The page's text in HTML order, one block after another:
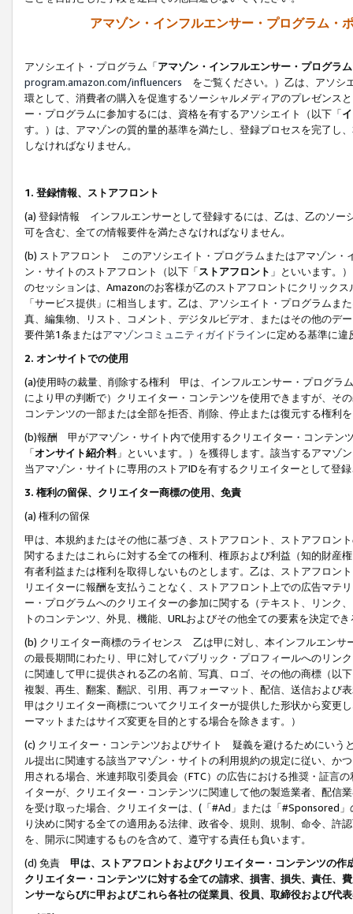
アマゾン・インフルエンサー・プログラム・
アソシエイト・プログラム「アマゾン・インフルエンサー・プログラム
program.amazon.com/influencers をご覧ください。）乙は、アソシ
環として、消費者の購入を促進するソーシャルメディアのプレゼンス
ー・プログラムに参加するには、資格を有するアソシエイト（以下「
す。）は、アマゾンの質的量的基準を満たし、登録プロセスを完了し、
しなければなりません。
1. 登録情報、ストアフロント
(a) 登録情報 インフルエンサーとして登録するには、乙は、乙のソー
可を含む、全ての情報要件を満たさなければなりません。
(b) ストアフロント このアソシエイト・プログラムまたはアマゾン・
ン・サイトのストアフロント（以下「ストアフロント 」といいます。
のセッションは、Amazonのお客様が乙のストアフロントにクリック
「サービス提供」に相当します。乙は、アソシエイト・プログラム
真、編集物、リスト、コメント、デジタルビデオ、またはその他のデ
要件第1条またはアマゾンコミュニティガイドラインに定める基準に違
2. オンサイトでの使用
(a)使用時の裁量、削除する権利 甲は、インフルエンサー・プログラ
により甲の判断で）クリエイター・コンテンツを使用できますが、そ
コンテンツの一部または全部を拒否、削除、停止または復元する権利
(b)報酬 甲がアマゾン・サイト内で使用するクリエイター・コンテン
「オンサイト紹介料」といいます。）を獲得します。該当するアマゾ
当アマゾン・サイトに専用のストアIDを有するクリエイターとして登
3. 権利の留保、クリエイター商標の使用、免責
(a) 権利の留保
甲は、本規約またはその他に基づき、ストアフロント、ストアフロン
関するまたはこれらに対する全ての権利、権原および利益（知的財産
有者利益または権利を取得しないものとします。乙は、ストアフロン
リエイターに報酬を支払うことなく、ストアフロント上での広告マテ
ー・プログラムへのクリエイターの参加に関する（テキスト、リンク
トのコンテンツ、外見、機能、URLおよびその他全ての要素を決定で
(b) クリエイター商標のライセンス 乙は甲に対し、本インフルエンサ
の最長期間にわたり、甲に対してパブリック・プロフィールへのリン
に関連して甲に提供される乙の名前、写真、ロゴ、その他の商標（以
複製、再生、翻案、翻訳、引用、再フォーマット、配信、送信および
甲はクリエイター商標についてクリエイターが提供した形状から変更
ーマットまたはサイズ変更を目的とする場合を除きます。）
(c) クリエイター・コンテンツおよびサイト 疑義を避けるためにいう
ル提出に関連する該当アマゾン・サイトの利用規約の規定に従い、か
用される場合、米連邦取引委員会（FTC）の広告における推奨・証言
イターが、クリエイター・コンテンツに関連して他の製造業者、配信
を受け取った場合、クリエイターは、(「#Ad」または「#Sponsored
り決めに関する全ての適用ある法律、政省令、規則、規制、命令、許
を、開示に関連するものを含めて、遵守する責任も負います。
(d) 免責 甲は、ストアフロントおよびクリエイター・コンテンツの
クリエイター・コンテンツに対する全ての請求、損害、損失、責任、
ンサーならびに甲およびこれら各社の従業員、役員、取締役および代